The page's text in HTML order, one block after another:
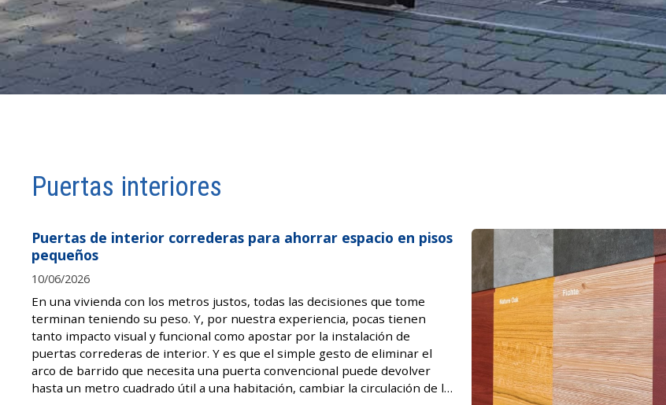
Puertas interiores
Puertas de interior correderas para ahorrar espacio en pisos
pequeños
10/06/2026
En una vivienda con los metros justos, todas las decisiones que tome
terminan teniendo su peso. Y, por nuestra experiencia, pocas tienen
tanto impacto visual y funcional como apostar por la instalación de
puertas correderas de interior. Y es que el simple gesto de eliminar el
arco de barrido que necesita una puerta convencional puede devolver
hasta un metro cuadrado útil a una habitación, cambiar la circulación de la